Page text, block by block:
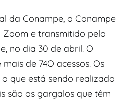
da Conampe, o Conampe
Zoom e transmitido pelo
no dia 30 de abril. O
de 74O acessos. Os
que está sendo realizado
são os gargalos que têm